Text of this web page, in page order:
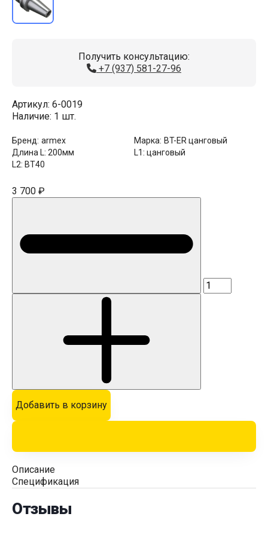
Получить консультацию:
+7 (937) 581-27-96
Артикул: 6-0019
Наличие: 1 шт.
Бренд: armex Марка: BT-ER цанговый
Длина L: 200мм L1: цанговый
L2: BT40
3 700 ₽
Добавить в корзину
Описание
Спецификация
Отзывы